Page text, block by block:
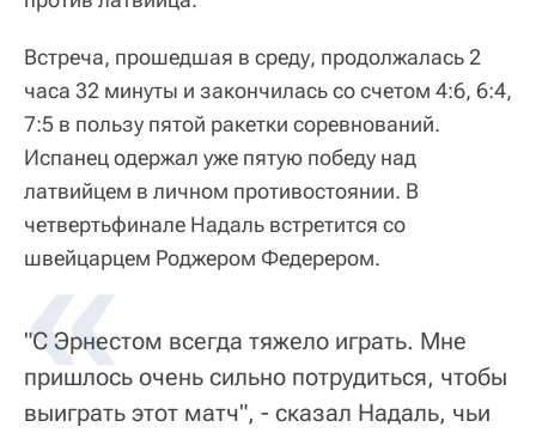
Встреча, прошедшая в среду, продолжалась 2
часа 32 минуты и закончилась со счетом 4:6, 6:4,
7:5 в пользу пятой ракетки соревнований.
Испанец одержал уже пятую победу над
латвийцем в личном противостоянии. В
четвертьфинале Надаль встретится со
швейцарцем Роджером Федерером.
"С Эрнестом всегда тяжело играть. Мне
пришлось очень сильно потрудиться, чтобы
выиграть этот матч", - сказал Надаль, чьи